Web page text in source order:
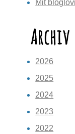
Mit
Archiv
2026
2025
2024
2023
2022